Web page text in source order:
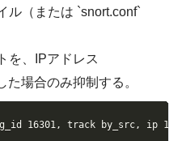
ル（または `snort.conf`
を、IPアドレス
た場合のみ抑制する。
16301, track by_src, ip